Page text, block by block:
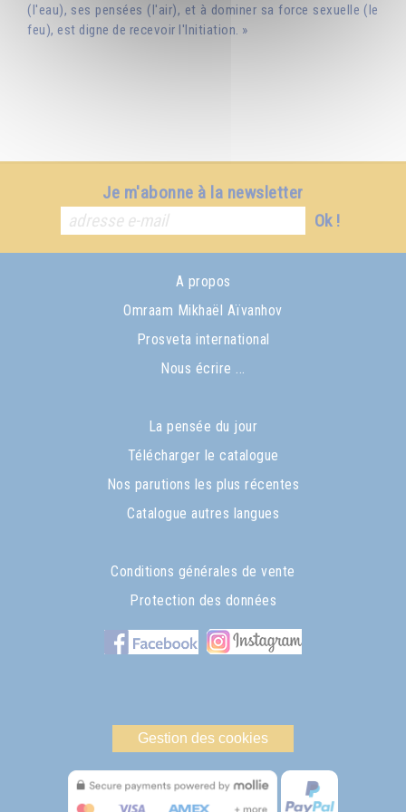
(l'eau), ses pensées (l'air), et à dominer sa force sexuelle (le
feu), est digne de recevoir l'Initiation. »
Je m'abonne à la newsletter
Ok !
A propos
Omraam Mikhaël Aïvanhov
Prosveta international
Nous écrire ...
La pensée du jour
Télécharger le catalogue
Nos parutions les plus récentes
Catalogue autres langues
Conditions générales de vente
Protection des données
Gestion des cookies